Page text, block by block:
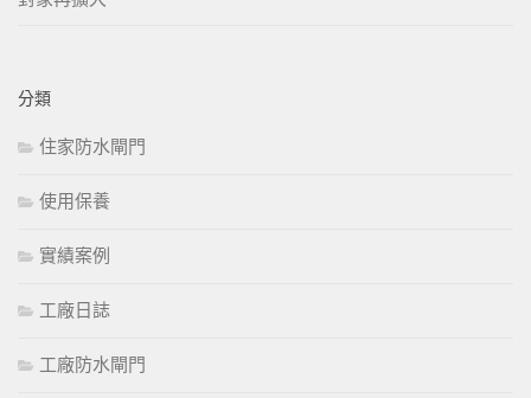
分類
住家防水閘門
使用保養
實績案例
工廠日誌
工廠防水閘門